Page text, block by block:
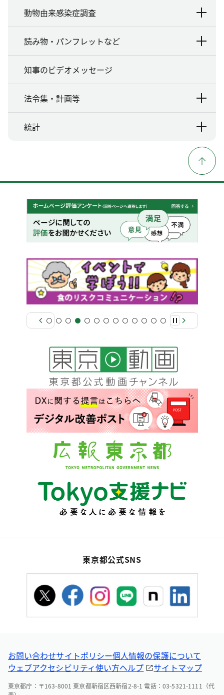
動物由来感染症調査
読み物・パンフレットなど
知事のビデオメッセージ
法令集・計画等
統計
東京都公式SNS
お問い合わせサイトポリシー個人情報の保護について
ウェブアクセシビリティ使い方ヘルプ サイトマップ
東京都庁：〒163-8001 東京都新宿区西新宿2-8-1 電話：03-5321-1111（代